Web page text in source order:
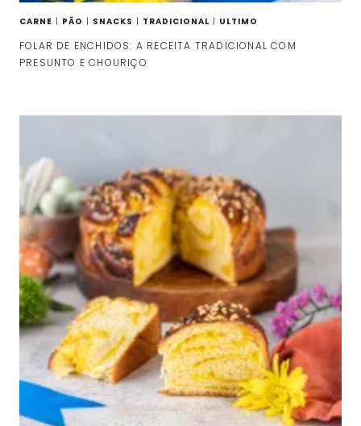
CARNE | PÃO | SNACKS | TRADICIONAL | ULTIMO
FOLAR DE ENCHIDOS: A RECEITA TRADICIONAL COM
PRESUNTO E CHOURIÇO